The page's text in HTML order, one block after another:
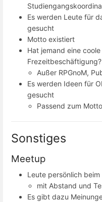
Es werden Leute für
gesucht
Motto existiert
Hat jemand eine
Frezeitbeschäftigung?
Außer RPGnoM,
Es werden Ideen für
gesucht
Passend zum
Sonstiges
Meetup
Leute persönlich
mit Abstand und
Es gibt dazu